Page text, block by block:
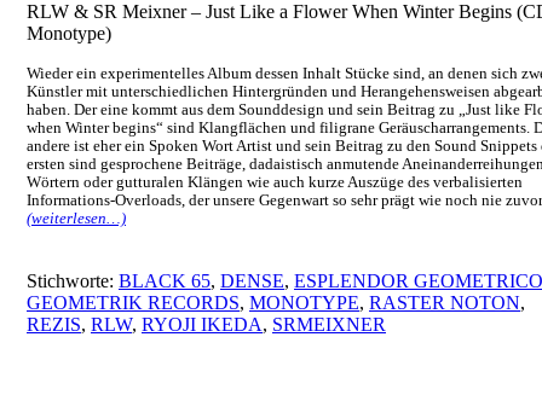
RLW & SR Meixner – Just Like a Flower When Winter Begins
Monotype)
Wieder ein experimentelles Album dessen Inhalt Stücke sind, an denen sich
Künstler mit unterschiedlichen Hintergründen und Herangehensweisen
haben. Der eine kommt aus dem Sounddesign und sein Beitrag zu „Just like
when Winter begins“ sind Klangflächen und filigrane Geräuscharrangements.
andere ist eher ein Spoken Wort Artist und sein Beitrag zu den Sound Snippets
ersten sind gesprochene Beiträge, dadaistisch anmutende
Wörtern oder gutturalen Klängen wie auch kurze Auszüge des verbalisierten
Informations-Overloads, der unsere Gegenwart so sehr prägt wie noch nie
(weiterlesen…)
Stichworte: BLACK 65, DENSE, ESPLENDOR GEOMETRICO
GEOMETRIK RECORDS, MONOTYPE, RASTER NOTON,
REZIS, RLW, RYOJI IKEDA, SRMEIXNER